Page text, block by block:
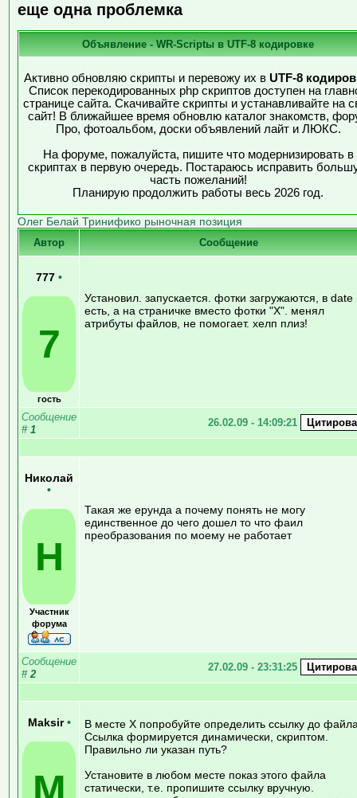
еще одна проблемка
Объявление - WR-Scriptы в UTF-8 кодировке
Активно обновляю скрипты и перевожу их в UTF-8
Список перекодированных php скриптов доступен на
странице сайта. Скачивайте скрипты и устанавливайте на
сайт! В ближайшее время обновлю каталог знакомств,
Про, фотоальбом, доски объявлений лайт и ЛЮКС.
На форуме, пожалуйста, пишите что модернизировать в
скриптах в первую очередь. Постараюсь исправить
часть пожеланий!
Планирую продолжить работы весь 2026 год.
Олег Белай Тринифико рыночная позиция
Автор Сообщение
777 •
7
гость
Установил. запускается. фотки загружаются, в date
есть, а на страничке вместо фотки "Х". менял
атрибуты файлов, не помогает. хелп плиз!
Сообщение
# 1
26.02.09 - 14:09:21
Николай
•
Н
Участник
форума
Такая же ерунда а почему понять не могу
единственное до чего дошел то что фаил
преобразования по моему не работает
Сообщение
# 2
27.02.09 - 23:31:25
Maksir •
M
В месте X попробуйте определить ссылку до
Ссылка формируется динамически, скриптом.
Правильно ли указан путь?
Установите в любом месте показ этого файла
статически, т.е. пропишите ссылку вручную.